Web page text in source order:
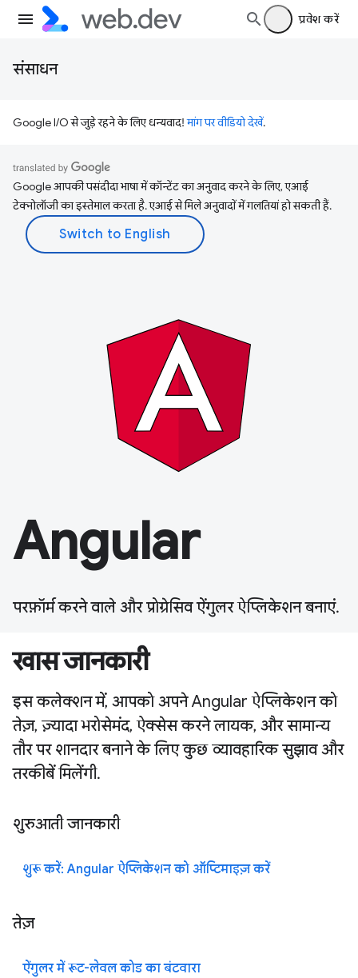
प्रवेश करें
संसाधन
Google I/O से जुड़े रहने के लिए धन्यवाद!मांग पर वीडियो देखें.
Google आपकी पसंदीदा भाषा में कॉन्टेंट का अनुवाद करने के लिए, एआई
टेक्नोलॉजी का इस्तेमाल करता है. एआई से मिले अनुवादों में गलतियां हो सकती हैं.
Angular
परफ़ॉर्म करने वाले और प्रोग्रेसिव ऐंगुलर ऐप्लिकेशन बनाएं.
खास जानकारी
इस कलेक्शन में, आपको अपने Angular ऐप्लिकेशन को
तेज़, ज़्यादा भरोसेमंद, ऐक्सेस करने लायक, और सामान्य
तौर पर शानदार बनाने के लिए कुछ व्यावहारिक सुझाव और
तरकीबें मिलेंगी.
शुरुआती जानकारी
शुरू करें: Angular ऐप्लिकेशन को ऑप्टिमाइज़ करें
तेज़
ऐंगुलर में रूट-लेवल कोड का बंटवारा